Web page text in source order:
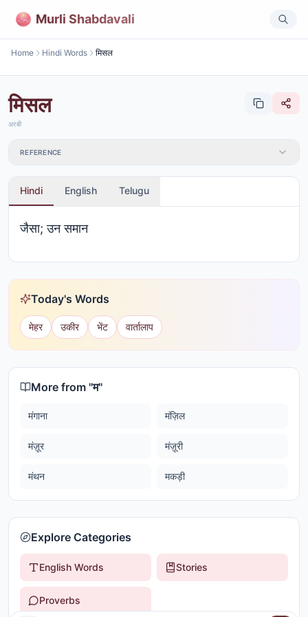
Murli Shabdavali
Home Hindi Words मिसल
मिसल
अरबी
REFERENCE
Hindi English Telugu
जैसा; उन समान
Today's Words
मेहर उकीर भेंट वार्तालाप
More from "म"
मंगाना मंज़िल
मंज़ूर मंज़ूरी
मंथन मकड़ी
Explore Categories
English Words Stories
Proverbs